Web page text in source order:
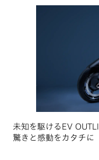
未知を駆けるEV
驚きと感動をカタチに